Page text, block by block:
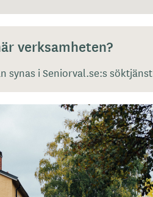
verksamheten?
synas i Seniorval.se:s söktjänst